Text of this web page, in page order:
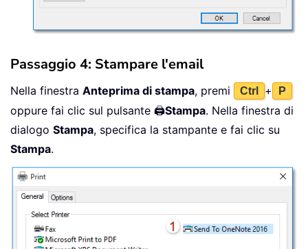
Passaggio 4: Stampare l'email
Nella finestra Anteprima di stampa, premi Ctrl + P
oppure fai clic sul pulsante 🖨️Stampa. Nella finestra di
dialogo Stampa, specifica la stampante e fai clic su
Stampa.